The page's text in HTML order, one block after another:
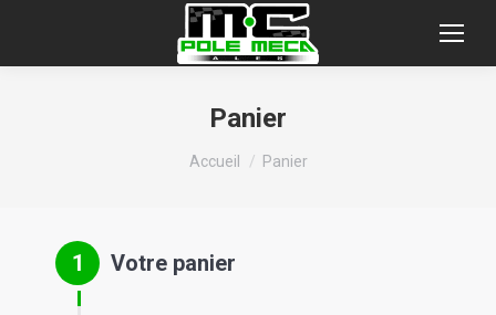
Panier
Vous êtes ici :
Accueil Panier
Votre panier
1